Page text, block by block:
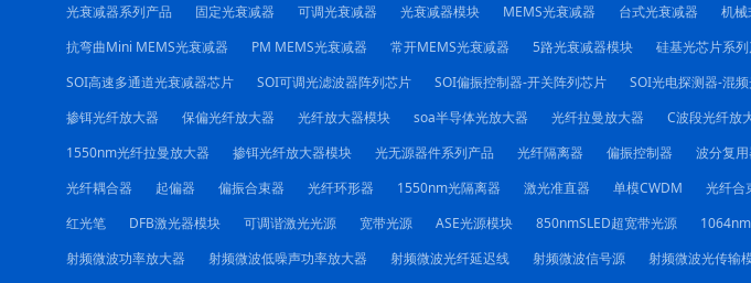
光衰减器系列产品
固定光衰减器 可调光衰减器 光衰减器模块 MEMS光衰减器 台式光衰减器 机械
抗弯曲Mini MEMS光衰减器
PM MEMS光衰减器 常开MEMS光衰减器 5路光衰减器模块 硅基光芯片系
SOI高速多通道光衰减器芯片
SOI可调光滤波器阵列芯片 SOI偏振控制器-开关阵列芯片 SOI光电探测器-混
掺铒光纤放大器
保偏光纤放大器 光纤放大器模块 soa半导体光放大器 光纤拉曼放大器 C波段光纤放
1550nm光纤拉曼放大器
掺铒光纤放大器模块 光无源器件系列产品 光纤隔离器 偏振控制器 波分复用
光纤耦合器
起偏器 偏振合束器 光纤环形器 1550nm光隔离器 激光准直器 单模CWDM 光纤合
红光笔
DFB激光器模块 可调谐激光光源 宽带光源 ASE光源模块 850nmSLED超宽带光源
射频微波功率放大器
射频微波低噪声功率放大器 射频微波光纤延迟线 射频微波信号源 射频微波光传输